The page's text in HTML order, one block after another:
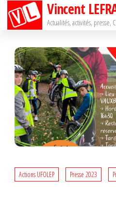
Passer
Vincent
Actualités, activités, presse,
Actions UFOLEP Presse 2023